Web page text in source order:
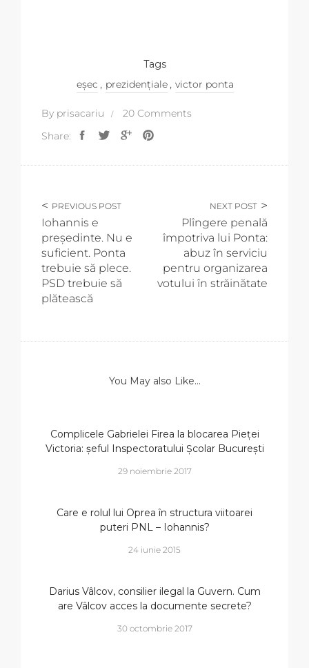
Tags
eșec , prezidențiale , victor ponta
By prisacariu
20 Comments
Share:
PREVIOUS POST
Iohannis e
președinte. Nu e
suficient. Ponta
trebuie să plece.
PSD trebuie să
plătească
NEXT POST
Plîngere penală
împotriva lui Ponta:
abuz în serviciu
pentru organizarea
votului în străinătate
You May also Like...
Complicele Gabrielei Firea la blocarea Pieței
Victoria: șeful Inspectoratului Școlar București
29 noiembrie 2017
Care e rolul lui Oprea în structura viitoarei
puteri PNL – Iohannis?
24 iunie 2015
Darius Vâlcov, consilier ilegal la Guvern. Cum
are Vâlcov acces la documente secrete?
30 octombrie 2017